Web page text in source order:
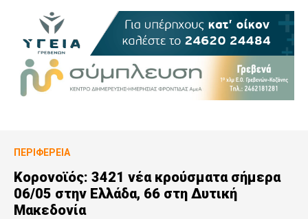
ΠΕΡΙΦΈΡΕΙΑ
Κορονοϊός: 3421 νέα κρούσματα σήμερα
06/05 στην Ελλάδα, 66 στη Δυτική
Μακεδονία